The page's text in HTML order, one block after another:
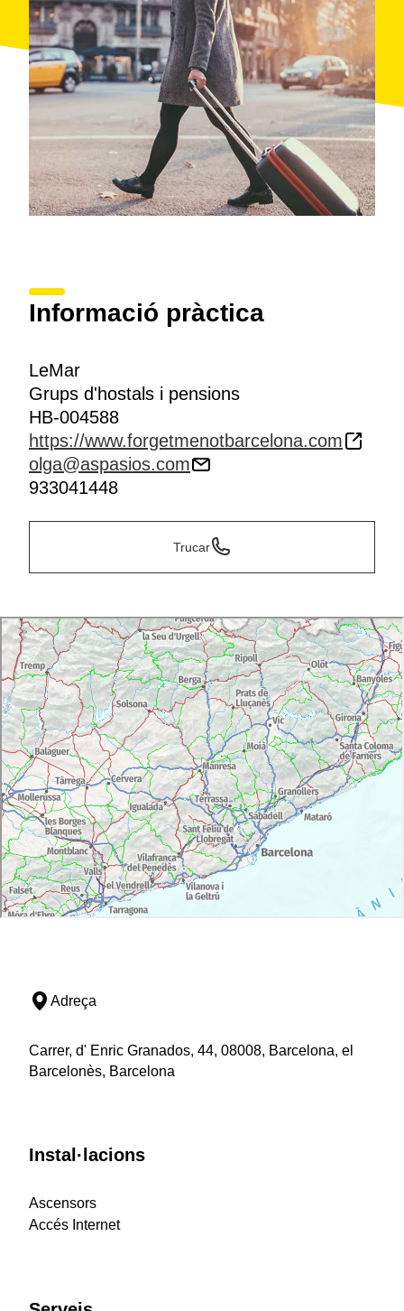
Informació pràctica
LeMar
Grups d'hostals i pensions
HB-004588
https://www.forgetmenotbarcelona.com
olga@aspasios.com
933041448
Trucar
Adreça
Carrer, d' Enric Granados, 44, 08008, Barcelona, el
Barcelonès, Barcelona
Instal·lacions
Ascensors
Accés Internet